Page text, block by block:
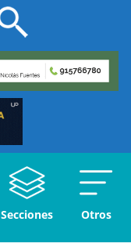
Secciones Otros